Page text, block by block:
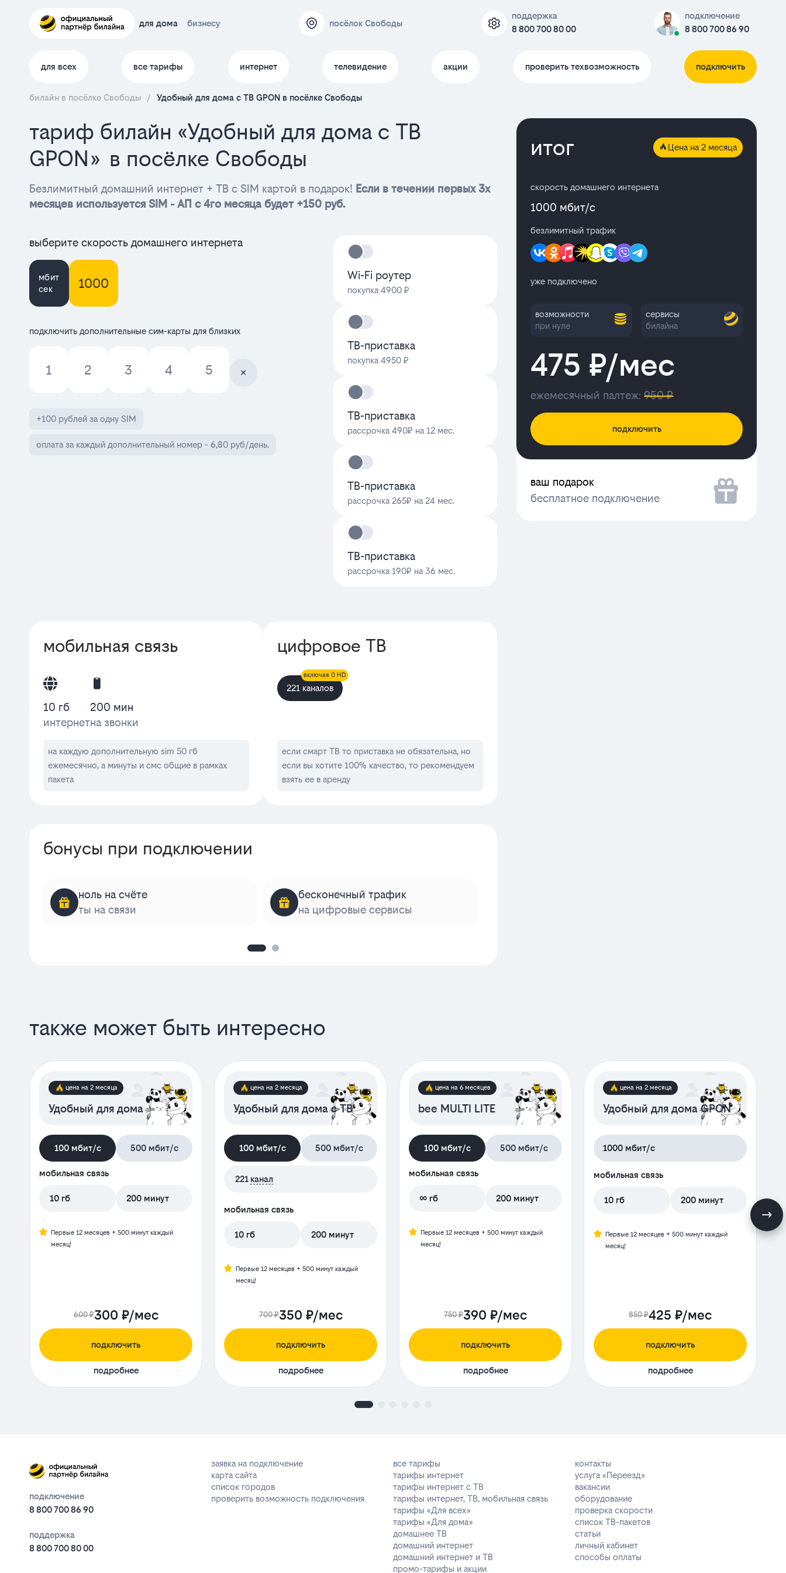
для дома бизнесу посёлок Свободы
поддержка
8 800 700 80 00
подключение
8 800 700 86 90
для всех все тарифы интернет телевидение акции проверить техвозможность подключить
билайн в посёлке Свободы / Удобный для дома с ТВ GPON в посёлке Свободы
тариф билайн «Удобный для дома с ТВ
GPON» в посёлке Свободы
Безлимитный домашний интернет + ТВ с SIM картой в подарок! Если в течении первых 3х
месяцев используется SIM - АП с 4го месяца будет +150 руб.
выберите скорость домашнего интернета
мбит
сек
1000
подключить дополнительные сим-карты для близких
1 2 3 4 5
+100 рублей за одну SIM
оплата за каждый дополнительный номер - 6,80 руб/день.
Wi-Fi роутер
покупка 4900 ₽
ТВ-приставка
покупка 4950 ₽
ТВ-приставка
рассрочка 490₽ на 12 мес.
ТВ-приставка
рассрочка 265₽ на 24 мес.
ТВ-приставка
рассрочка 190₽ на 36 мес.
мобильная связь
10 гб
интернет
200 мин
на звонки
на каждую дополнительную sim 50 гб
ежемесячно, а минуты и смс общие в рамках
пакета
цифровое ТВ
221 каналов
включая 0 HD
если смарт ТВ то приставка не обязательна, но
если вы хотите 100% качество, то рекомендуем
взять ее в аренду
бонусы при подключении
ноль на счёте
ты на связи
бесконечный трафик
на цифровые сервисы
итог Цена на 2 месяца
скорость домашнего интернета
1000 мбит/с
безлимитный трафик
уже подключено
возможности
при нуле
сервисы
билайна
475 ₽/мес
ежемесячный палтеж:950 ₽
подключить
ваш подарок
бесплатное подключение
также может быть интересно
цена на 2 месяца
Удобный для дома
100 мбит/с 500 мбит/с
мобильная связь
10 гб 200 минут
Первые 12 месяцев + 500 минут каждый
месяц!
600 ₽300 ₽/мес
подключить
подробнее
цена на 2 месяца
Удобный для дома с ТВ
100 мбит/с 500 мбит/с
221 канал
мобильная связь
10 гб 200 минут
Первые 12 месяцев + 500 минут каждый
месяц!
700 ₽350 ₽/мес
подключить
подробнее
цена на 6 месяцев
bee MULTI LITE
100 мбит/с 500 мбит/с
мобильная связь
∞ гб 200 минут
Первые 12 месяцев + 500 минут каждый
месяц!
750 ₽390 ₽/мес
подключить
подробнее
цена на 2 месяца
Удобный для дома GPON
1000 мбит/с
мобильная связь
10 гб 200 минут
Первые 12 месяцев + 500 минут каждый
месяц!
850 ₽425 ₽/мес
подключить
подробнее
подключение
8 800 700 86 90
поддержка
8 800 700 80 00
заявка на подключение
карта сайта
список городов
проверить возможность подключения
все тарифы
тарифы интернет
тарифы интернет с ТВ
тарифы интернет, ТВ, мобильная связь
тарифы «Для всех»
тарифы «Для дома»
домашнее ТВ
домашний интернет
домашний интернет и ТВ
промо-тарифы и акции
контакты
услуга «Переезд»
вакансии
оборудование
проверка скорости
список ТВ-пакетов
статьи
личный кабинет
способы оплаты